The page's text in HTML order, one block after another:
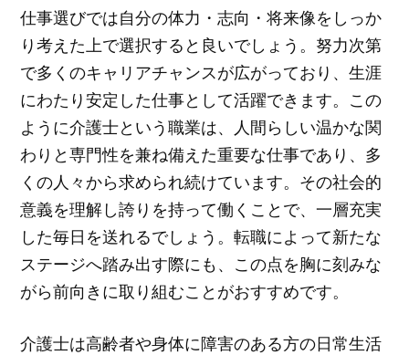
仕事選びでは自分の体力・志向・将来像をしっか
り考えた上で選択すると良いでしょう。努力次第
で多くのキャリアチャンスが広がっており、生涯
にわたり安定した仕事として活躍できます。この
ように介護士という職業は、人間らしい温かな関
わりと専門性を兼ね備えた重要な仕事であり、多
くの人々から求められ続けています。その社会的
意義を理解し誇りを持って働くことで、一層充実
した毎日を送れるでしょう。転職によって新たな
ステージへ踏み出す際にも、この点を胸に刻みな
がら前向きに取り組むことがおすすめです。
介護士は高齢者や身体に障害のある方の日常生活